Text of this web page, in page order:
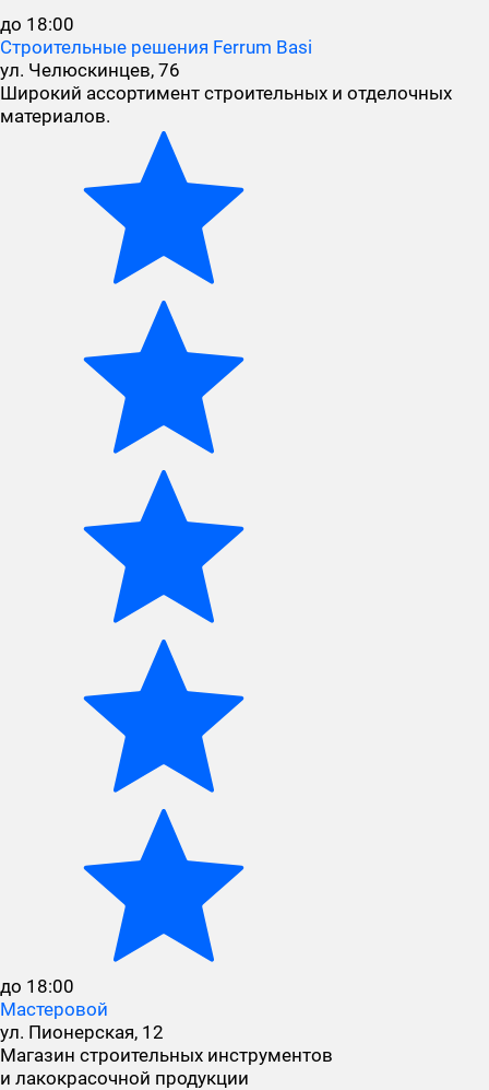
до 18:00
Строительные решения Ferrum Basi
ул. Челюскинцев, 76
Широкий ассортимент строительных и отделочных
материалов.
до 18:00
Мастеровой
ул. Пионерская, 12
Магазин строительных инструментов
и лакокрасочной продукции